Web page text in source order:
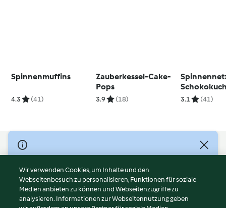
Spinnenmuffins
4.3 (41)
Zauberkessel-Cake-
Pops
3.9 (18) 3.1 (41)
© Copyright 2026
Nutzungsbedingungen
Datenschutzrichtlinien
Disclaimer
Wir verwenden Cookies, um Inhalte und den
Webseitenbesuch zu personalisieren, Funktionen für soziale
Medien anbieten zu können und Webseitenzugriffe zu
analysieren. Informationen zur Webseitennutzung geben